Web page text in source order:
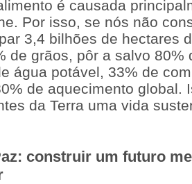
é causada
Por isso, se nós não
3,4 bilhões de hectares
de grãos, pôr a salvo 80%
água potável, 33% de
de aquecimento global.
da Terra uma vida
construir um futuro